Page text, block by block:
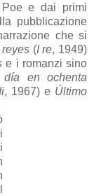
e dai primi
pubblicazione
che si
(I re, 1949)
e i romanzi sino
en ochenta
, 1967) e Último